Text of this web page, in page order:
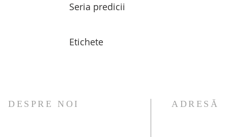
Seria predicii
Etichete
DESPRE NOI ADRESĂ